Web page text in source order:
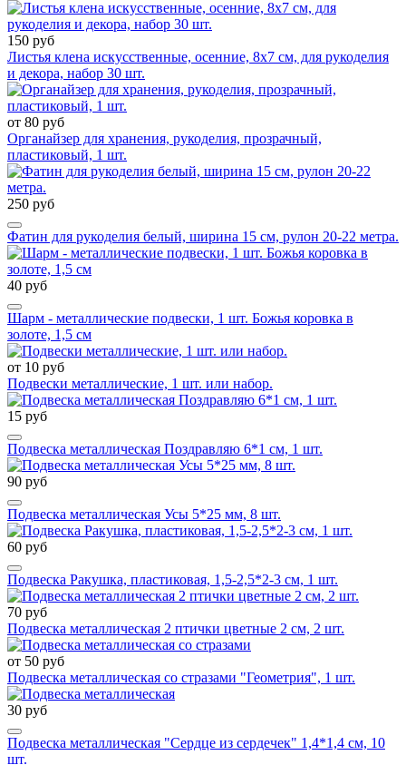
150 руб
Листья клена искусственные, осенние, 8х7 см, для рукоделия
и декора, набор 30 шт.
от 80 руб
Органайзер для хранения, рукоделия, прозрачный,
пластиковый, 1 шт.
250 руб
Фатин для рукоделия белый, ширина 15 см, рулон 20-22 метра.
40 руб
Шарм - металлические подвески, 1 шт. Божья коровка в
золоте, 1,5 см
от 10 руб
Подвески металлические, 1 шт. или набор.
15 руб
Подвеска металлическая Поздравляю 6*1 см, 1 шт.
90 руб
Подвеска металлическая Усы 5*25 мм, 8 шт.
60 руб
Подвеска Ракушка, пластиковая, 1,5-2,5*2-3 см, 1 шт.
70 руб
Подвеска металлическая 2 птички цветные 2 см, 2 шт.
от 50 руб
Подвеска металлическая со стразами "Геометрия", 1 шт.
30 руб
Подвеска металлическая "Сердце из сердечек" 1,4*1,4 см, 10
шт.